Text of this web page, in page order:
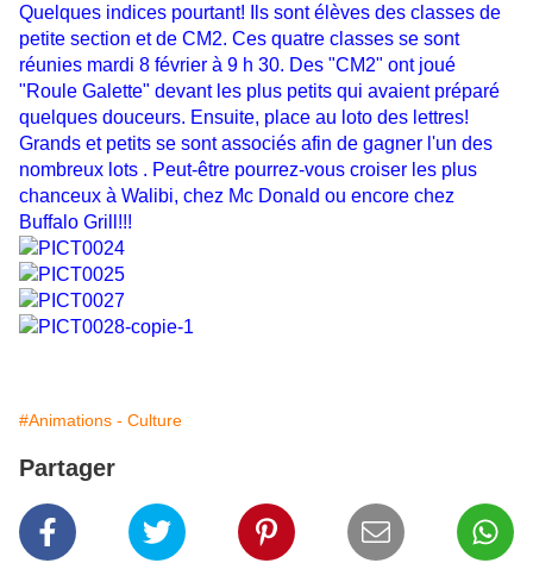
Quelques indices pourtant! Ils sont élèves des classes de
petite section et de CM2. Ces quatre classes se sont
réunies mardi 8 février à 9 h 30. Des "CM2" ont joué
"Roule Galette" devant les plus petits qui avaient préparé
quelques douceurs. Ensuite, place au loto des lettres!
Grands et petits se sont associés afin de gagner l'un des
nombreux lots . Peut-être pourrez-vous croiser les plus
chanceux à Walibi, chez Mc Donald ou encore chez
Buffalo Grill!!!
#Animations - Culture
Partager